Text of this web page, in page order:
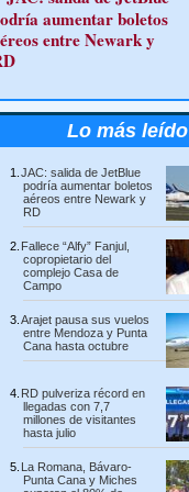
aumentar boletos
entre Newark y
Lo más leído
JAC: salida de JetBlue
podría aumentar boletos
aéreos entre Newark y
RD
Fallece “Alfy” Fanjul,
copropietario del
complejo Casa de
Campo
Arajet pausa sus vuelos
entre Mendoza y Punta
Cana hasta octubre
RD pulveriza récord en
llegadas con 7,7
millones de visitantes
hasta julio
La Romana, Bávaro-
Punta Cana y Miches